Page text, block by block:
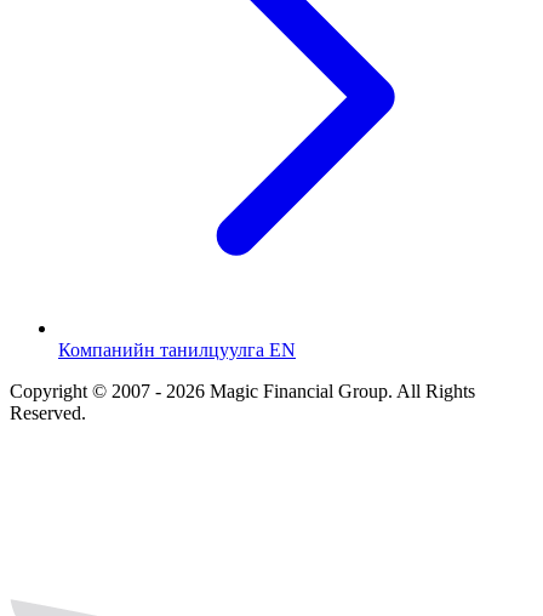
Компанийн танилцуулга EN
Copyright © 2007 - 2026 Magic Financial Group. All Rights
Reserved.